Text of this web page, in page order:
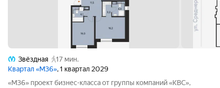
Звёздная
17 мин.
Квартал «М36», 1 квартал 2029
«М36» проект бизнес-класса от группы компаний «КВС»,